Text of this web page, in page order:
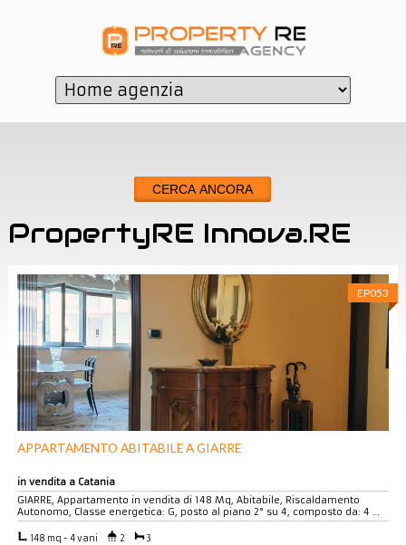
CERCA ANCORA
PropertyRE Innova.RE
Innova.RE
Via della Regione, 84 94037 SAN GIOVANNI LA PUNTA
P.IVA:
05737180876
Tel:0957494522 Cell: 3470956224
CONTATTACI
EP053
APPARTAMENTO ABITABILE A GIARRE
in vendita a Catania
GIARRE, Appartamento in vendita di 148 Mq, Abitabile, Riscaldamento
Autonomo, Classe energetica: G, posto al piano 2° su 4, composto da: 4 …
148 mq - 4 vani 2 3